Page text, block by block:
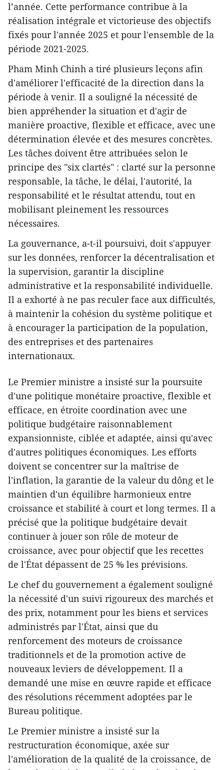
l’année. Cette performance contribue à la
réalisation intégrale et victorieuse des objectifs
fixés pour l'année 2025 et pour l'ensemble de la
période 2021-2025.
Pham Minh Chinh a tiré plusieurs leçons afin
d'améliorer l'efficacité de la direction dans la
période à venir. Il a souligné la nécessité de
bien appréhender la situation et d'agir de
manière proactive, flexible et efficace, avec une
détermination élevée et des mesures concrètes.
Les tâches doivent être attribuées selon le
principe des "six clartés" : clarté sur la personne
responsable, la tâche, le délai, l'autorité, la
responsabilité et le résultat attendu, tout en
mobilisant pleinement les ressources
nécessaires.
La gouvernance, a-t-il poursuivi, doit s'appuyer
sur les données, renforcer la décentralisation et
la supervision, garantir la discipline
administrative et la responsabilité individuelle.
Il a exhorté à ne pas reculer face aux difficultés,
à maintenir la cohésion du système politique et
à encourager la participation de la population,
des entreprises et des partenaires
internationaux.
Le Premier ministre a insisté sur la poursuite
d'une politique monétaire proactive, flexible et
efficace, en étroite coordination avec une
politique budgétaire raisonnablement
expansionniste, ciblée et adaptée, ainsi qu'avec
d'autres politiques économiques. Les efforts
doivent se concentrer sur la maîtrise de
l'inflation, la garantie de la valeur du dông et le
maintien d'un équilibre harmonieux entre
croissance et stabilité à court et long termes. Il a
précisé que la politique budgétaire devait
continuer à jouer son rôle de moteur de
croissance, avec pour objectif que les recettes
de l'État dépassent de 25 % les prévisions.
Le chef du gouvernement a également souligné
la nécessité d'un suivi rigoureux des marchés et
des prix, notamment pour les biens et services
administrés par l'État, ainsi que du
renforcement des moteurs de croissance
traditionnels et de la promotion active de
nouveaux leviers de développement. Il a
demandé une mise en œuvre rapide et efficace
des résolutions récemment adoptées par le
Bureau politique.
Le Premier ministre a insisté sur la
restructuration économique, axée sur
l'amélioration de la qualité de la croissance, de